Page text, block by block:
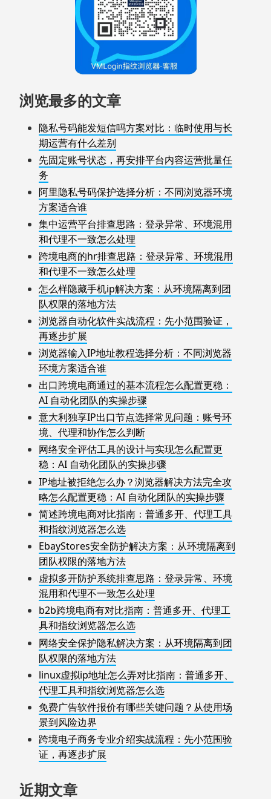
浏览最多的文章
隐私号码能发短信吗方案对比：临时使用与长
期运营有什么差别
先固定账号状态，再安排平台内容运营批量任
务
阿里隐私号码保护选择分析：不同浏览器环境
方案适合谁
集中运营平台排查思路：登录异常、环境混用
和代理不一致怎么处理
跨境电商的hr排查思路：登录异常、环境混用
和代理不一致怎么处理
怎么样隐藏手机ip解决方案：从环境隔离到团
队权限的落地方法
浏览器自动化软件实战流程：先小范围验证，
再逐步扩展
浏览器输入IP地址教程选择分析：不同浏览器
环境方案适合谁
出口跨境电商通过的基本流程怎么配置更稳：
AI 自动化团队的实操步骤
意大利独享IP出口节点选择常见问题：账号环
境、代理和协作怎么判断
网络安全评估工具的设计与实现怎么配置更
稳：AI 自动化团队的实操步骤
IP地址被拒绝怎么办？浏览器解决方法完全攻
略怎么配置更稳：AI 自动化团队的实操步骤
简述跨境电商对比指南：普通多开、代理工具
和指纹浏览器怎么选
EbayStores安全防护解决方案：从环境隔离到
团队权限的落地方法
虚拟多开防护系统排查思路：登录异常、环境
混用和代理不一致怎么处理
b2b跨境电商有对比指南：普通多开、代理工
具和指纹浏览器怎么选
网络安全保护隐私解决方案：从环境隔离到团
队权限的落地方法
linux虚拟ip地址怎么弄对比指南：普通多开、
代理工具和指纹浏览器怎么选
免费广告软件报价有哪些关键问题？从使用场
景到风险边界
跨境电子商务专业介绍实战流程：先小范围验
证，再逐步扩展
近期文章